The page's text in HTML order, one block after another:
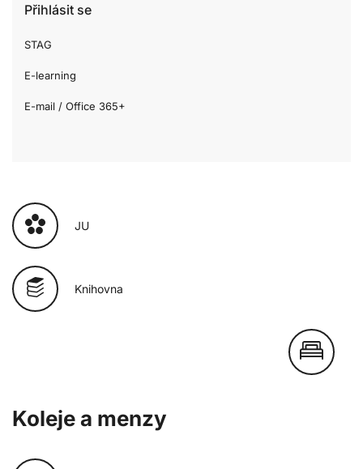
Přihlásit se
STAG
E-learning
E-mail / Office 365+
JU
Knihovna
Koleje a menzy